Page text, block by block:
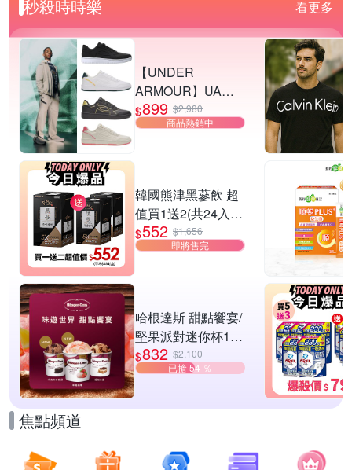
秒殺時時樂 看更多
【UNDER
ARMOUR】UA
Tempo 運動休閒鞋
多款任選
$899 $2,980
商品熱銷中
韓國熊津黑蔘飲 超
值買1送2(共24入
組)
$552 $1,656
即將售完
哈根達斯 甜點饗宴/
堅果派對迷你杯16
入組 任選
$832 $2,100
已搶 54 ％
焦點頻道